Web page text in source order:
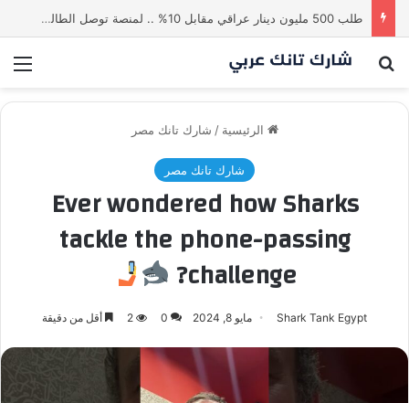
طلب 500 مليون دينار عراقي مقابل 10% .. لمنصة توصل الطالب بالاستاذ | شارك تانك العراق
بحث عن
الرئيسية / شارك تانك مصر
شارك تانك مصر
Ever wondered how Sharks
tackle the phone-passing
challenge?
Shark Tank Egypt مايو 8, 2024 0
2 أقل من دقيقة